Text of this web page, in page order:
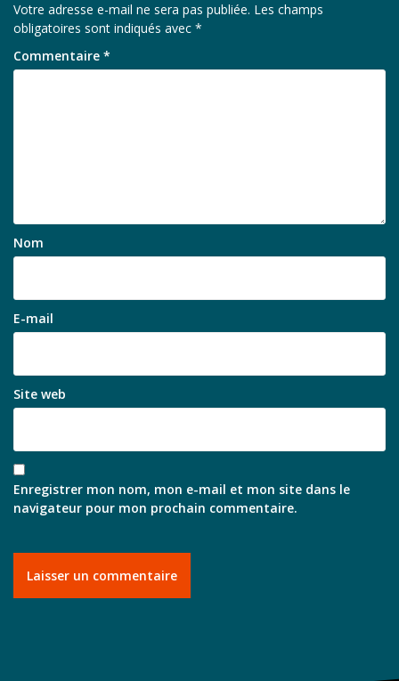
Votre adresse e-mail ne sera pas publiée. Les champs
obligatoires sont indiqués avec *
Commentaire *
Nom
E-mail
Site web
Enregistrer mon nom, mon e-mail et mon site dans le
navigateur pour mon prochain commentaire.